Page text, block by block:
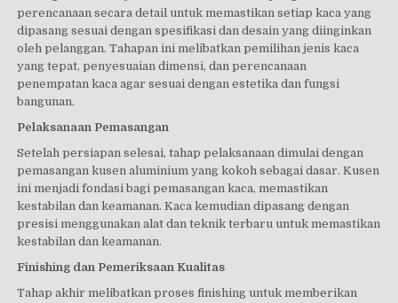
perencanaan secara detail untuk memastikan setiap kaca yang
dipasang sesuai dengan spesifikasi dan desain yang diinginkan
oleh pelanggan. Tahapan ini melibatkan pemilihan jenis kaca
yang tepat, penyesuaian dimensi, dan perencanaan
penempatan kaca agar sesuai dengan estetika dan fungsi
bangunan.
Pelaksanaan Pemasangan
Setelah persiapan selesai, tahap pelaksanaan dimulai dengan
pemasangan kusen aluminium yang kokoh sebagai dasar. Kusen
ini menjadi fondasi bagi pemasangan kaca, memastikan
kestabilan dan keamanan. Kaca kemudian dipasang dengan
presisi menggunakan alat dan teknik terbaru untuk memastikan
kestabilan dan keamanan.
Finishing dan Pemeriksaan Kualitas
Tahap akhir melibatkan proses finishing untuk memberikan